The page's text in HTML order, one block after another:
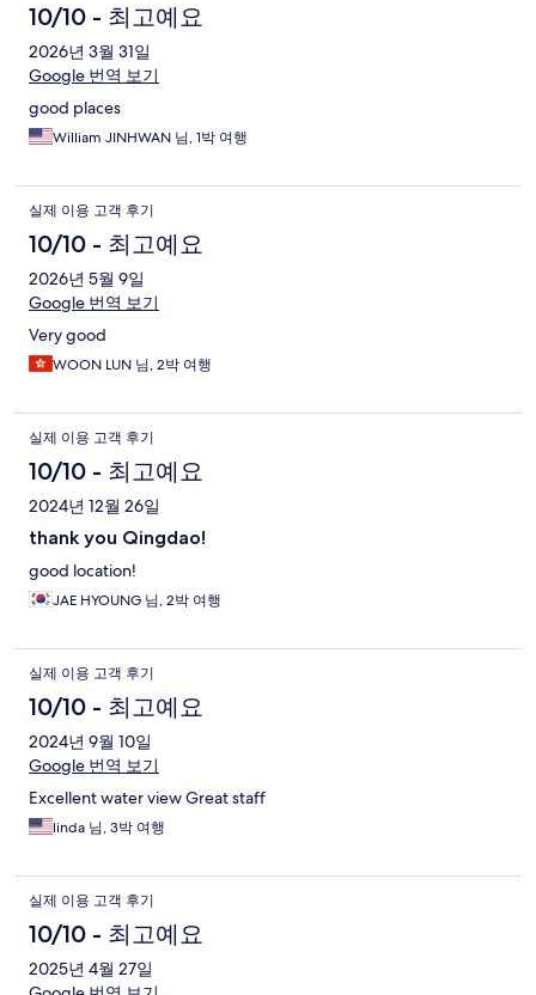
10/10 - 최고예요
2026년 3월 31일
Google 번역 보기
good places
William JINHWAN 님, 1박 여행
실제 이용 고객 후기
10/10 - 최고예요
2026년 5월 9일
Google 번역 보기
Very good
WOON LUN 님, 2박 여행
실제 이용 고객 후기
10/10 - 최고예요
2024년 12월 26일
thank you Qingdao!
good location!
JAE HYOUNG 님, 2박 여행
실제 이용 고객 후기
10/10 - 최고예요
2024년 9월 10일
Google 번역 보기
Excellent water view Great staff
linda 님, 3박 여행
실제 이용 고객 후기
10/10 - 최고예요
2025년 4월 27일